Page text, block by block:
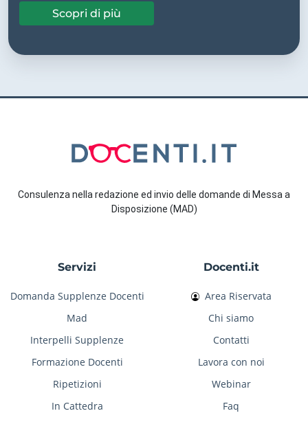
Scopri di più
Consulenza nella redazione ed invio delle domande di Messa a
Disposizione (MAD)
Servizi
Domanda Supplenze Docenti
Mad
Interpelli Supplenze
Formazione Docenti
Ripetizioni
In Cattedra
Docenti.it
Area Riservata
Chi siamo
Contatti
Lavora con noi
Webinar
Faq